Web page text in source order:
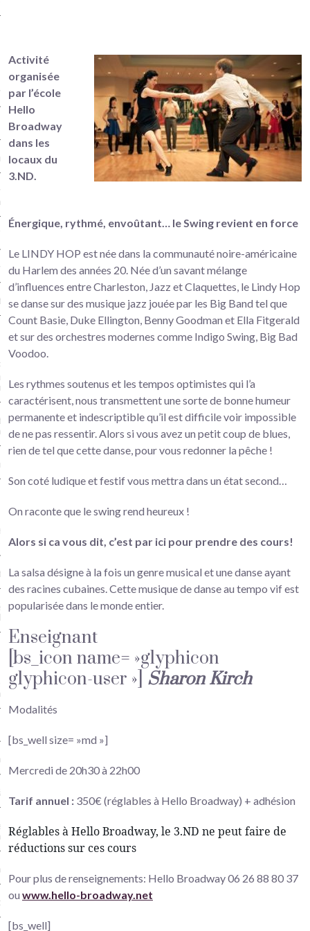
à Versailles
à Versailles
méthode Suzuki – Versailles
lyrique à Versailles
enfants (6/9 ans) et
à partir de 7 ans – Versailles
Terre Bois Pierre –
théâtre 8-10 ans et 11 ans
– Versailles
adultes
Musicale – association Hello
être à Versailles
et renforcement musculaire à
à Versailles
Versailles
Bien-être en musique à
Danse Versailles
Versailles
Activité
organisée
par l’école
Hello
Broadway
dans les
locaux du
3.ND.
Énergique, rythmé, envoûtant… le Swing revient en force
Le LINDY HOP est née dans la communauté noire-américaine
du Harlem des années 20. Née d’un savant mélange
d’influences entre Charleston, Jazz et Claquettes, le Lindy Hop
se danse sur des musique jazz jouée par les Big Band tel que
Count Basie, Duke Ellington, Benny Goodman et Ella Fitgerald
et sur des orchestres modernes comme Indigo Swing, Big Bad
Voodoo.
Les rythmes soutenus et les tempos optimistes qui l’a
caractérisent, nous transmettent une sorte de bonne humeur
permanente et indescriptible qu’il est difficile voir impossible
de ne pas ressentir. Alors si vous avez un petit coup de blues,
rien de tel que cette danse, pour vous redonner la pêche !
Son coté ludique et festif vous mettra dans un état second…
On raconte que le swing rend heureux !
Alors si ca vous dit, c’est par ici pour prendre des cours!
La salsa désigne à la fois un genre musical et une danse ayant
des racines cubaines. Cette musique de danse au tempo vif est
popularisée dans le monde entier.
Enseignant
[bs_icon name= »glyphicon
glyphicon-user »] Sharon Kirch
Modalités
[bs_well size= »md »]
Mercredi de 20h30 à 22h00
Tarif annuel : 350€ (réglables à Hello Broadway) + adhésion
Réglables à Hello Broadway, le 3.ND ne peut faire de
réductions sur ces cours
Pour plus de renseignements: Hello Broadway 06 26 88 80 37
ou www.hello-broadway.net
[bs_well]